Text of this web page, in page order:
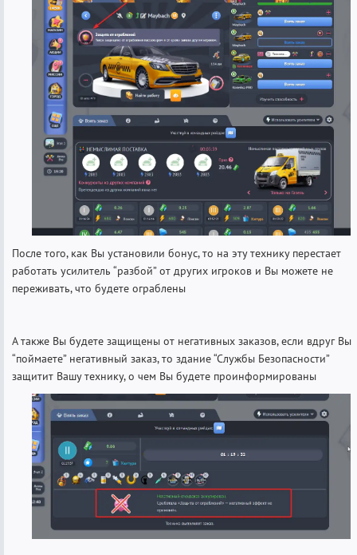
После того, как Вы установили бонус, то на эту технику перестает
работать усилитель “разбой” от других игроков и Вы можете не
переживать, что будете ограблены
А также Вы будете защищены от негативных заказов, если вдруг Вы
“поймаете” негативный заказ, то здание “Службы Безопасности”
защитит Вашу технику, о чем Вы будете проинформированы